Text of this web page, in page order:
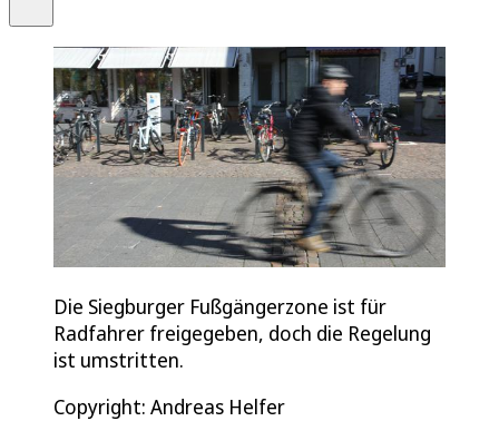
Die Siegburger Fußgängerzone ist für
Radfahrer freigegeben, doch die Regelung
ist umstritten.
Copyright: Andreas Helfer